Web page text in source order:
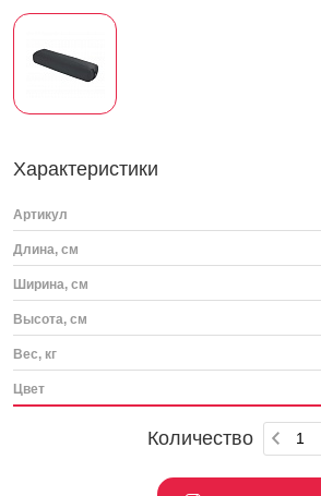
Характеристики
Артикул
Длина, см
Ширина, см
Высота, см
Вес, кг
Цвет
Количество